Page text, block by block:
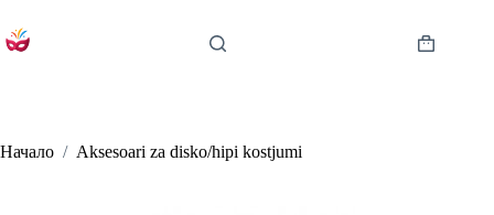
to
content
Shopping
Начало / Aksesoari za disko/hipi kostjumi